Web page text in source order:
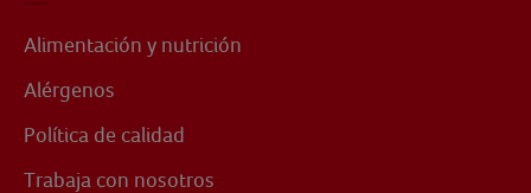
Alimentación y nutrición
Alérgenos
Política de calidad
Trabaja con nosotros